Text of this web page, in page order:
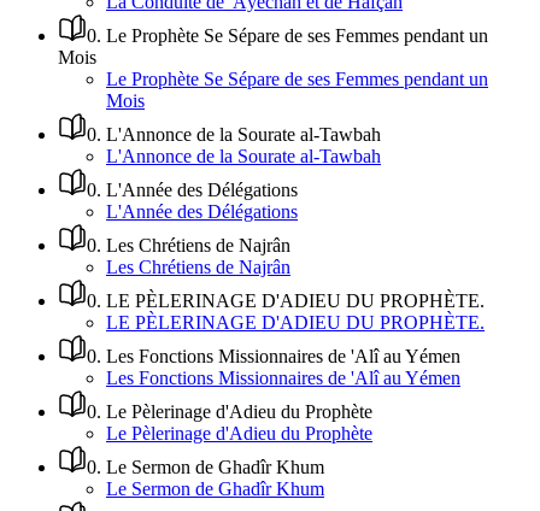
0. Le Prophète Se Sépare de ses Femmes pendant un
Mois
Le Prophète Se Sépare de ses Femmes pendant un
Mois
0. L'Annonce de la Sourate al-Tawbah
L'Annonce de la Sourate al-Tawbah
0. L'Année des Délégations
L'Année des Délégations
0. Les Chrétiens de Najrân
Les Chrétiens de Najrân
0. LE PÈLERINAGE D'ADIEU DU PROPHÈTE.
LE PÈLERINAGE D'ADIEU DU PROPHÈTE.
0. Les Fonctions Missionnaires de 'Alî au Yémen
Les Fonctions Missionnaires de 'Alî au Yémen
0. Le Pèlerinage d'Adieu du Prophète
Le Pèlerinage d'Adieu du Prophète
0. Le Sermon de Ghadîr Khum
Le Sermon de Ghadîr Khum